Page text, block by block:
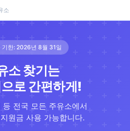
소
기한: 2026년 8월 31일
소 찾기는
로 간편하게!
등 전국 모든 주유소에서
원금 사용 가능합니다.